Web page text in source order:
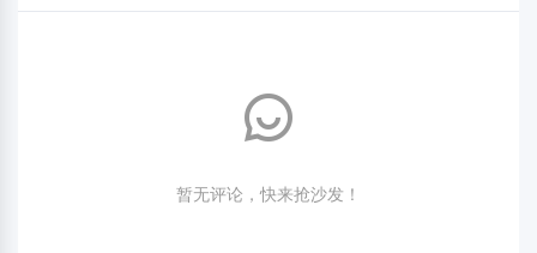
暂无评论，快来抢沙发！